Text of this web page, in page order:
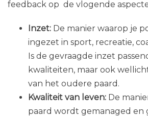
feedback op de vlogende
Inzet: De manier waarop je
ingezet in sport, recreatie,
Is de gevraagde inzet
kwaliteiten, maar ook
van het oudere paard.
Kwaliteit van leven: De
paard wordt gemanaged en